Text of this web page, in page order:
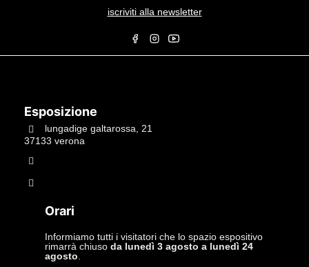
iscriviti alla newsletter
Esposizione
lungadige galtarossa, 21
37133 verona
Orari
Informiamo tutti i visitatori che lo spazio espositivo
rimarrà chiuso da lunedì 3 agosto a lunedì 24
agosto